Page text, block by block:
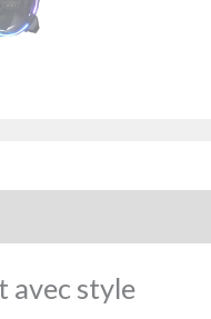
avec style